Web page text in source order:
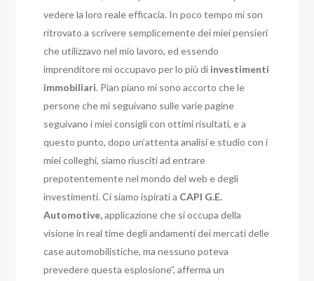
vedere la loro reale efficacia. In poco tempo mi son
ritrovato a scrivere semplicemente dei miei pensieri
che utilizzavo nel mio lavoro, ed essendo
imprenditore mi occupavo per lo più di investimenti
immobiliari. Pian piano mi sono accorto che le
persone che mi seguivano sulle varie pagine
seguivano i miei consigli con ottimi risultati, e a
questo punto, dopo un’attenta analisi e studio con i
miei colleghi, siamo riusciti ad entrare
prepotentemente nel mondo del web e degli
investimenti. Ci siamo ispirati a CAPI G.E.
Automotive,applicazione che si occupa della
visione in real time degli andamenti dei mercati delle
case automobilistiche, ma nessuno poteva
prevedere questa esplosione”, afferma un